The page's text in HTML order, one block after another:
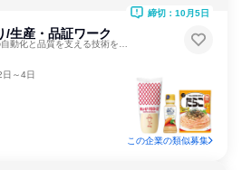
/生産・品証ワーク
日～4日
締切：10月5日
この企業の類似募集